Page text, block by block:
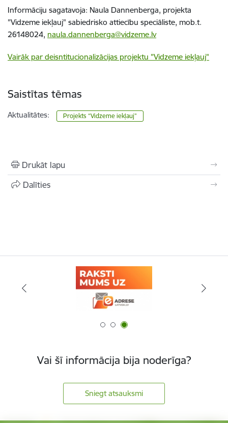
Informāciju sagatavoja: Naula Dannenberga, projekta
"Vidzeme iekļauj" sabiedrisko attiecību speciāliste, mob.t.
26148024, naula.dannenberga@vidzeme.lv
Vairāk par deisntitucionalizācijas projektu "Vidzeme iekļauj"
Saistītas tēmas
Aktualitātes: Projekts “Vidzeme iekļauj”
Drukāt lapu
Dalīties
Vai šī informācija bija noderīga?
Sniegt atsauksmi